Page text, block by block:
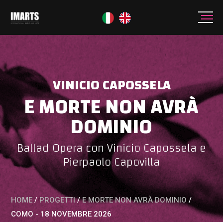
VINICIO CAPOSSELA
E MORTE NON AVRÀ
DOMINIO
Ballad Opera con Vinicio Capossela e
Pierpaolo Capovilla
HOME / PROGETTI / E MORTE NON AVRÀ DOMINIO /
COMO - 18 NOVEMBRE 2026